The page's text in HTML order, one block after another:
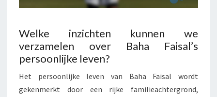
Welke inzichten kunnen we
verzamelen over Baha Faisal’s
persoonlijke leven?
Het persoonlijke leven van Baha Faisal wordt
gekenmerkt door een rijke familieachtergrond,